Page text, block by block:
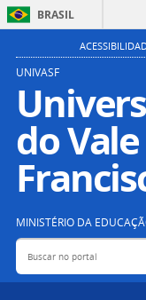
BRASIL
UNIVASF
do
MINISTÉRIO DA
Buscar no portal